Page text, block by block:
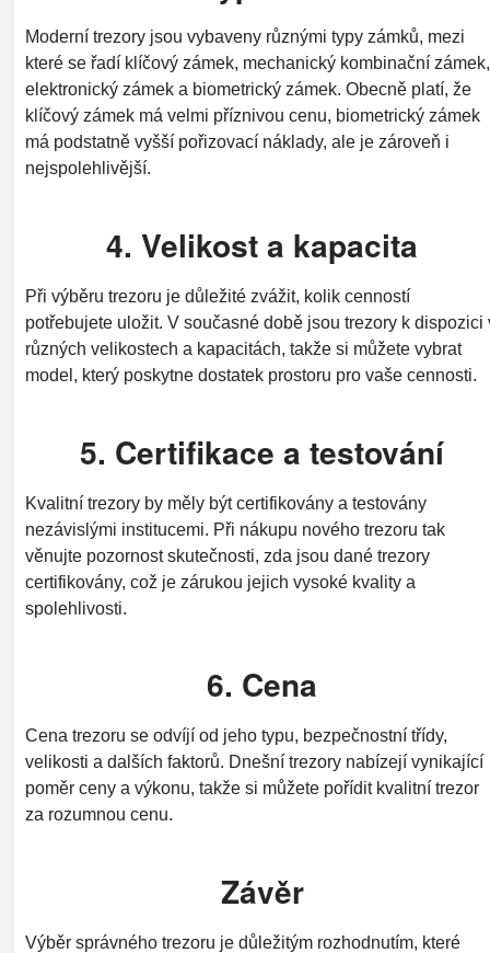
Moderní trezory jsou vybaveny různými typy zámků, mezi
které se řadí klíčový zámek, mechanický kombinační zámek,
elektronický zámek a biometrický zámek. Obecně platí, že
klíčový zámek má velmi příznivou cenu, biometrický zámek
má podstatně vyšší pořizovací náklady, ale je zároveň i
nejspolehlivější.
4. Velikost a kapacita
Při výběru trezoru je důležité zvážit, kolik cenností
potřebujete uložit. V současné době jsou trezory k dispozici
různých velikostech a kapacitách, takže si můžete vybrat
model, který poskytne dostatek prostoru pro vaše cennosti.
5. Certifikace a testování
Kvalitní trezory by měly být certifikovány a testovány
nezávislými institucemi. Při nákupu nového trezoru tak
věnujte pozornost skutečnosti, zda jsou dané trezory
certifikovány, což je zárukou jejich vysoké kvality a
spolehlivosti.
6. Cena
Cena trezoru se odvíjí od jeho typu, bezpečnostní třídy,
velikosti a dalších faktorů. Dnešní trezory nabízejí vynikající
poměr ceny a výkonu, takže si můžete pořídit kvalitní trezor
za rozumnou cenu.
Závěr
Výběr správného trezoru je důležitým rozhodnutím, které